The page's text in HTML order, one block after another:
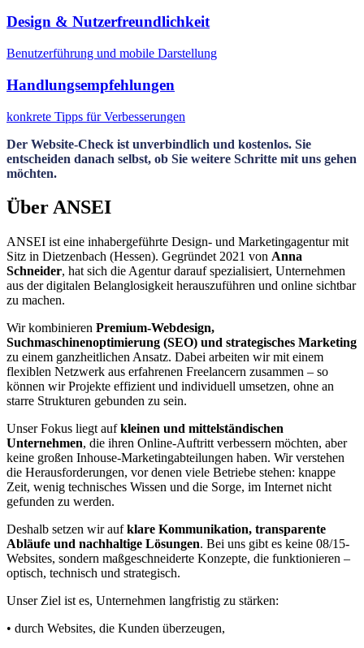
Design & Nutzerfreundlichkeit
Benutzerführung und mobile Darstellung
Handlungsempfehlungen
konkrete Tipps für Verbesserungen
Der Website-Check ist unverbindlich und kostenlos. Sie
entscheiden danach selbst, ob Sie weitere Schritte mit uns gehen
möchten.
Über ANSEI
ANSEI ist eine inhabergeführte Design- und Marketingagentur mit
Sitz in Dietzenbach (Hessen). Gegründet 2021 von Anna
Schneider, hat sich die Agentur darauf spezialisiert, Unternehmen
aus der digitalen Belanglosigkeit herauszuführen und online sichtbar
zu machen.
Wir kombinieren Premium-Webdesign,
Suchmaschinenoptimierung (SEO) und strategisches Marketing
zu einem ganzheitlichen Ansatz. Dabei arbeiten wir mit einem
flexiblen Netzwerk aus erfahrenen Freelancern zusammen – so
können wir Projekte effizient und individuell umsetzen, ohne an
starre Strukturen gebunden zu sein.
Unser Fokus liegt aufkleinen und mittelständischen
Unternehmen, die ihren Online-Auftritt verbessern möchten, aber
keine großen Inhouse-Marketingabteilungen haben. Wir verstehen
die Herausforderungen, vor denen viele Betriebe stehen: knappe
Zeit, wenig technisches Wissen und die Sorge, im Internet nicht
gefunden zu werden.
Deshalb setzen wir aufklare Kommunikation, transparente
Abläufe und nachhaltige Lösungen. Bei uns gibt es keine 08/15-
Websites, sondern maßgeschneiderte Konzepte, die funktionieren –
optisch, technisch und strategisch.
Unser Ziel ist es, Unternehmen langfristig zu stärken:
• durch Websites, die Kunden überzeugen,